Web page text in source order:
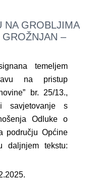
NA GROBLJIMA
–
temeljem
na pristup
br. 25/13.,
savjetovanje s
Odluke o
području Općine
daljnjem tekstu: